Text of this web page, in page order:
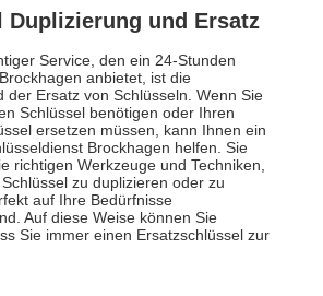
Duplizierung und Ersatz
Service, den ein 24-Stunden
anbietet, ist die
der Ersatz von Schlüsseln. Wenn Sie
Schlüssel benötigen oder Ihren
ersetzen müssen, kann Ihnen ein
Brockhagen helfen. Sie
richtigen Werkzeuge und Techniken,
zu duplizieren oder zu
auf Ihre Bedürfnisse
Auf diese Weise können Sie
Sie immer einen Ersatzschlüssel zur